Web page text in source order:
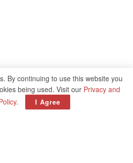
By continuing to use this website you
being used. Visit our Privacy and
. I Agree